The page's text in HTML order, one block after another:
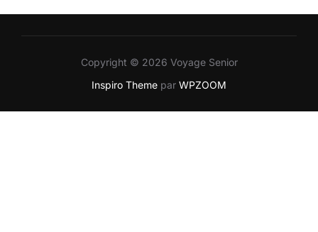
Copyright © 2026 Voyage Senior
Inspiro Theme par WPZOOM